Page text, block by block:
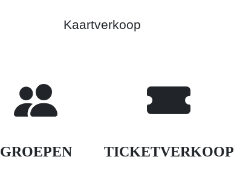
Kaartverkoop
GROEPEN TICKETVERKOOP